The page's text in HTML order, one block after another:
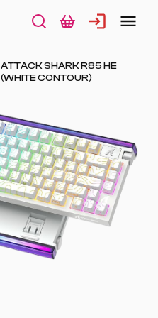
ATTACK SHARK R85 HE
(WHITE CONTOUR)